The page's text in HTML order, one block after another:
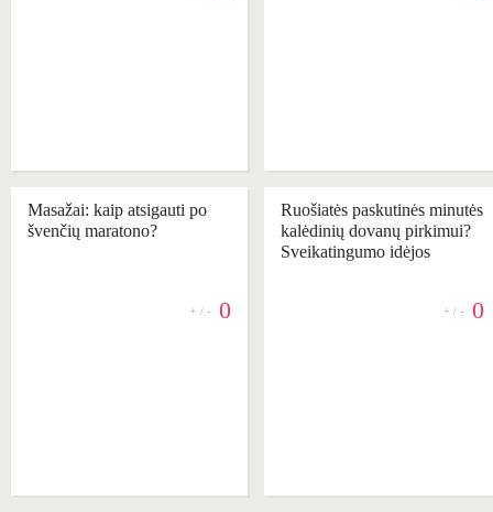
Masažai: kaip atsigauti po
švenčių maratono?
+ / - 0
Ruošiatės paskutinės minutės
kalėdinių dovanų pirkimui?
Sveikatingumo idėjos
+ / - 0